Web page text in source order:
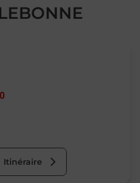
Itinéraire